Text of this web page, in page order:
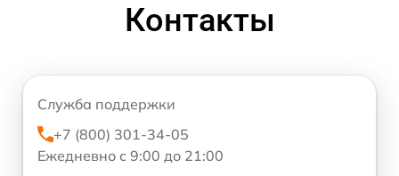
Контакты
Служба поддержки
+7 (800) 301-34-05
Ежедневно с 9:00 до 21:00